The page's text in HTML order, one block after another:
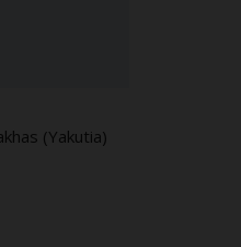
(Yakutia)